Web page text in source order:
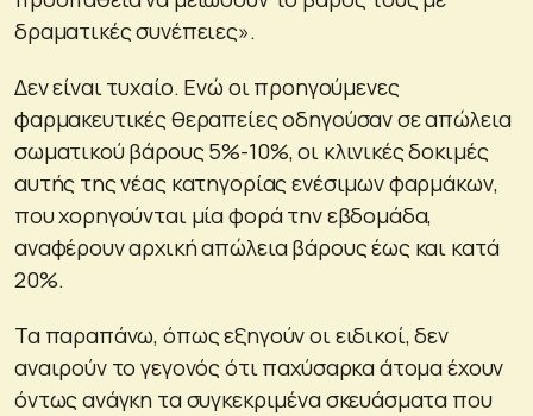
δραματικές συνέπειες».
Δεν είναι τυχαίο. Ενώ οι προηγούμενες
φαρμακευτικές θεραπείες οδηγούσαν σε απώλεια
σωματικού βάρους 5%-10%, οι κλινικές δοκιμές
αυτής της νέας κατηγορίας ενέσιμων φαρμάκων,
που χορηγούνται μία φορά την εβδομάδα,
αναφέρουν αρχική απώλεια βάρους έως και κατά
20%.
Τα παραπάνω, όπως εξηγούν οι ειδικοί, δεν
αναιρούν το γεγονός ότι παχύσαρκα άτομα έχουν
όντως ανάγκη τα συγκεκριμένα σκευάσματα που